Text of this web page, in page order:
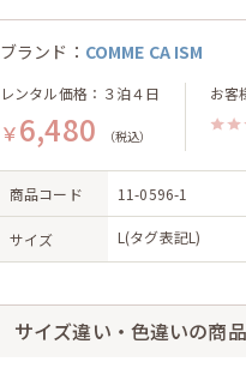
ブランド： COMME CA ISM
レンタル価格：３泊４日
￥6,480 （税込）
お客
商品コード 11-0596-1
サイズ L(タグ表記L)
サイズ違い・色違いの商品